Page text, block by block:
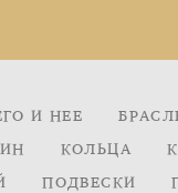
И НЕЕ
КОЛЬЦА
ПОДВЕСКИ